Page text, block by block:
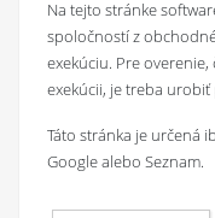
Na tejto stránke
spoločností z
exekúciu. Pre
exekúcii, je treba
Táto stránka je určená
Google alebo Seznam.